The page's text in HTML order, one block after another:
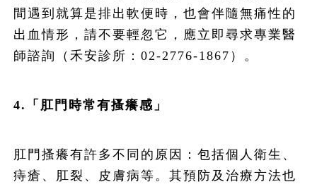
間遇到就算是排出軟便時，也會伴隨無痛性的
出血情形，請不要輕忽它，應立即尋求專業醫
師諮詢（禾安診所：02-2776-1867）。
4.「肛門時常有搔癢感」
肛門搔癢有許多不同的原因：包括個人衛生、
痔瘡、肛裂、皮膚病等。其預防及治療方法也